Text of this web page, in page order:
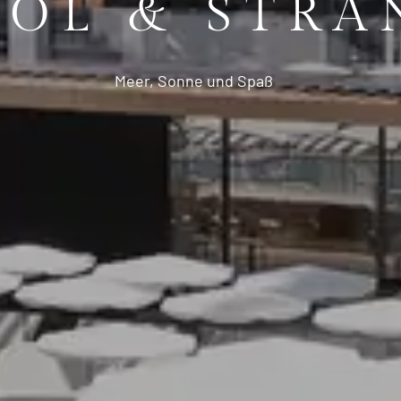
&
Meer, Sonne und Spaß